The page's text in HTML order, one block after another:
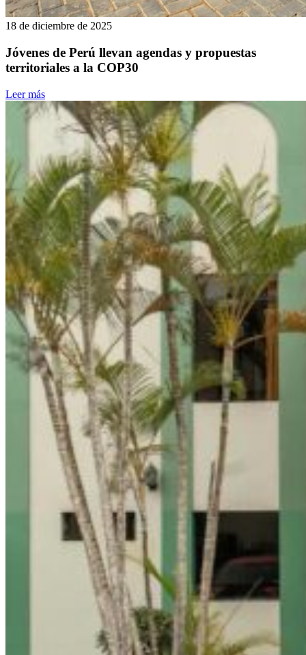
18 de diciembre de 2025
Jóvenes de Perú llevan agendas y propuestas
territoriales a la COP30
Leer más